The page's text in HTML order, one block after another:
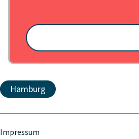
Hamburg
Impressum